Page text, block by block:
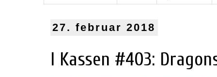
27. februar 2018
I Kassen #403: